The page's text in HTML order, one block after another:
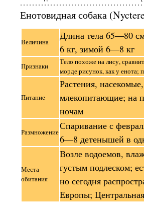
Енотовидная собака
Величина
Длина тела 65—80
6 кг, зимой 6—8 кг
Признаки
Тело похоже на лису,
морде рисунок, как у енота;
Питание
Растения,
млекопитающие; на
ночам
Размножение
Спаривание с
6—8 детенышей в
Места
обитания
Возле водоемов,
густым подлеском;
но сегодня
Европы;